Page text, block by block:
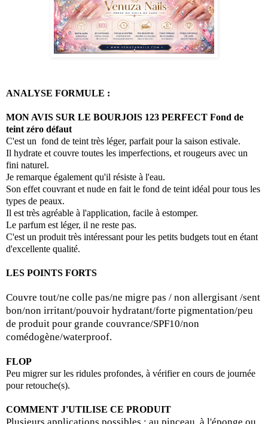
ANALYSE FORMULE :
MON AVIS SUR LE BOURJOIS 123 PERFECT Fond de
teint zéro défaut
C'est un fond de teint très léger, parfait pour la saison estivale.
Il hydrate et couvre toutes les imperfections, et rougeurs avec un
fini naturel.
Je remarque également qu'il résiste à l'eau.
Son effet couvrant et nude en fait le fond de teint idéal pour tous les
types de peaux.
Il est très agréable à l'application, facile à estomper.
Le parfum est léger, il ne reste pas.
C'est un produit très intéressant pour les petits budgets tout en étant
d'excellente qualité.
LES POINTS FORTS
Couvre tout/ne colle pas/ne migre pas / non allergisant /sent
bon/non irritant/pouvoir hydratant/forte pigmentation/peu
de produit pour grande couvrance/SPF10/non
comédogène/waterproof.
FLOP
Peu migrer sur les ridules profondes, à vérifier en cours de journée
pour retouche(s).
COMMENT J'UTILISE CE PRODUIT
Plusieurs applications possibles : au pinceau, à l'éponge ou